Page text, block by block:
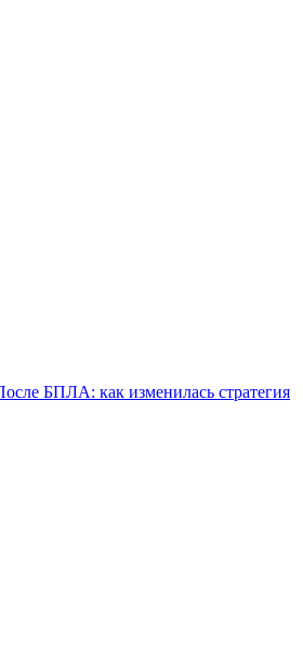
БПЛА: как изменилась стратегия